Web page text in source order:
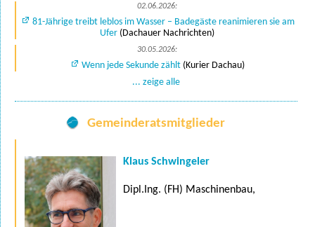
02.06.2026:
81-Jährige treibt leblos im Wasser – Badegäste reanimieren sie am
Ufer(Dachauer Nachrichten)
30.05.2026:
Wenn jede Sekunde zählt (Kurier Dachau)
... zeige alle
Gemeinderatsmitglieder
Klaus Schwingeler
Dipl.Ing. (FH) Maschinenbau,